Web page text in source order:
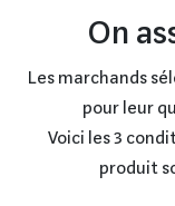
On
Les marchands
pour leur
Voici les 3
produit